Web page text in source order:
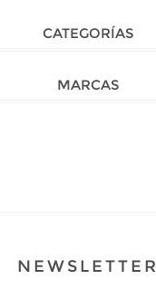
CATEGORÍAS
MARCAS
NEWSLETTER